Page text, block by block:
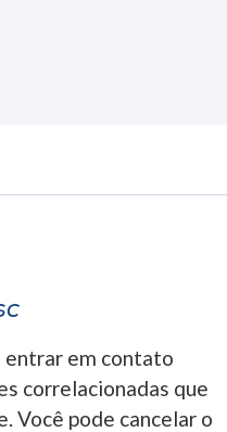
entrar em contato
correlacionadas que
Você pode cancelar o